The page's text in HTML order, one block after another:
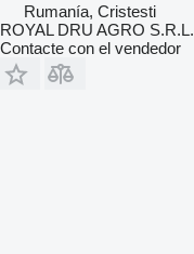
Rumanía, Cristesti
ROYAL DRU AGRO S.R.L.
Contacte con el vendedor